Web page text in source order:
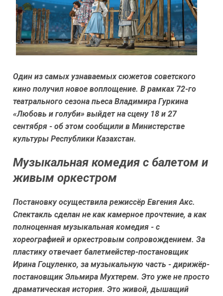
Один из самых узнаваемых сюжетов советского
кино получил новое воплощение. В рамках 72-го
театрального сезона пьеса Владимира Гуркина
«Любовь и голуби» выйдет на сцену 18 и 27
сентября - об этом сообщили в Министерстве
культуры Республики Казахстан.
Музыкальная комедия с балетом и
живым оркестром
Постановку осуществила режиссёр Евгения Акс.
Спектакль сделан не как камерное прочтение, а как
полноценная музыкальная комедия - с
хореографией и оркестровым сопровождением. За
пластику отвечает балетмейстер-постановщик
Ирина Гоцуленко, за музыкальную часть - дирижёр-
постановщик Эльмира Мухтерем. Это уже не просто
драматическая история. Это живой, дышащий